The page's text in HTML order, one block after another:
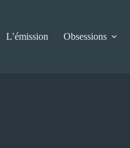
L’émission Obsessions